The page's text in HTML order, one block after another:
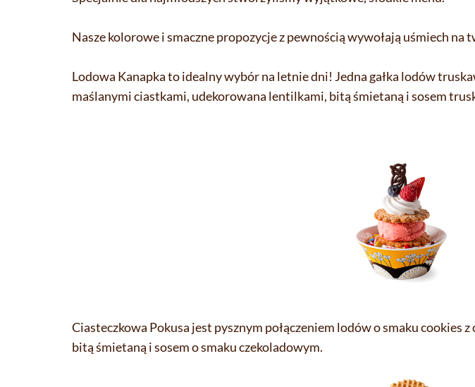
Nasze kolorowe i smaczne propozycje z pewnością wywołają uśmiech na
Lodowa Kanapka to idealny wybór na letnie dni! Jedna gałka lodów
maślanymi ciastkami, udekorowana lentilkami, bitą śmietaną i sosem
Ciasteczkowa Pokusa jest pysznym połączeniem lodów o smaku cookies
bitą śmietaną i sosem o smaku czekoladowym.